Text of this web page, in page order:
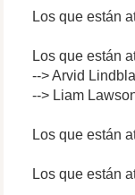
Los que están
Los que están
--> Arvid
--> Liam
Los que están
Los que están